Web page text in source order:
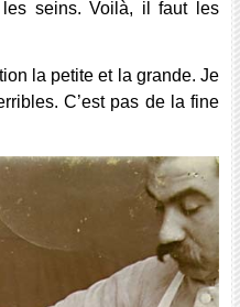
seins. Voilà, il faut les
la petite et la grande. Je
C’est pas de la fine